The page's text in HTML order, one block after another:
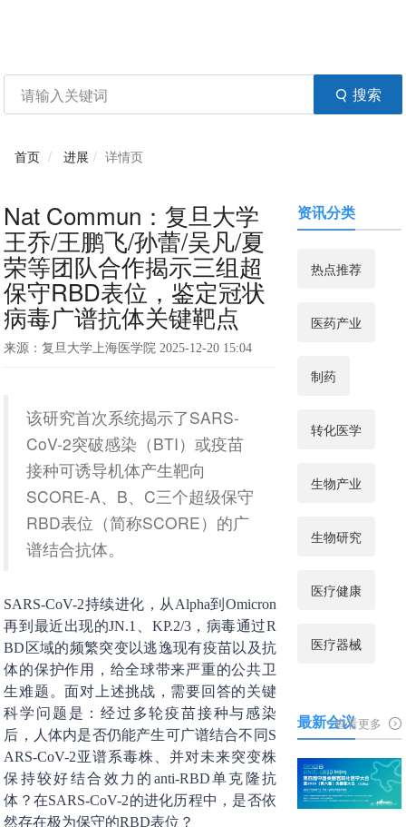
搜索
首页 进展 详情页
Nat Commun：复旦大学
王乔/王鹏飞/孙蕾/吴凡/夏
荣等团队合作揭示三组超
保守RBD表位，鉴定冠状
病毒广谱抗体关键靶点
来源：复旦大学上海医学院 2025-12-20 15:04
该研究首次系统揭示了SARS-
CoV-2突破感染（BTI）或疫苗
接种可诱导机体产生靶向
SCORE-A、B、C三个超级保守
RBD表位（简称SCORE）的广
谱结合抗体。
SARS-CoV-2持续进化，从Alpha到Omicron
再到最近出现的JN.1、KP.2/3，病毒通过R
BD区域的频繁突变以逃逸现有疫苗以及抗
体的保护作用，给全球带来严重的公共卫
生难题。面对上述挑战，需要回答的关键
科学问题是：经过多轮疫苗接种与感染
后，人体内是否仍能产生可广谱结合不同S
ARS-CoV-2亚谱系毒株、并对未来突变株
保持较好结合效力的anti-RBD单克隆抗
体？在SARS-CoV-2的进化历程中，是否依
然存在极为保守的RBD表位？
资讯分类
热点推荐
医药产业
制药
转化医学
生物产业
生物研究
医疗健康
医疗器械
最新会议查看更多